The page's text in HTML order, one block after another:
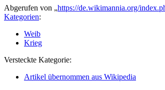
Abgerufen von „https://de.wikimannia.org/
Kategorien:
Weib
Krieg
Versteckte Kategorie:
Artikel übernommen aus Wikipedia